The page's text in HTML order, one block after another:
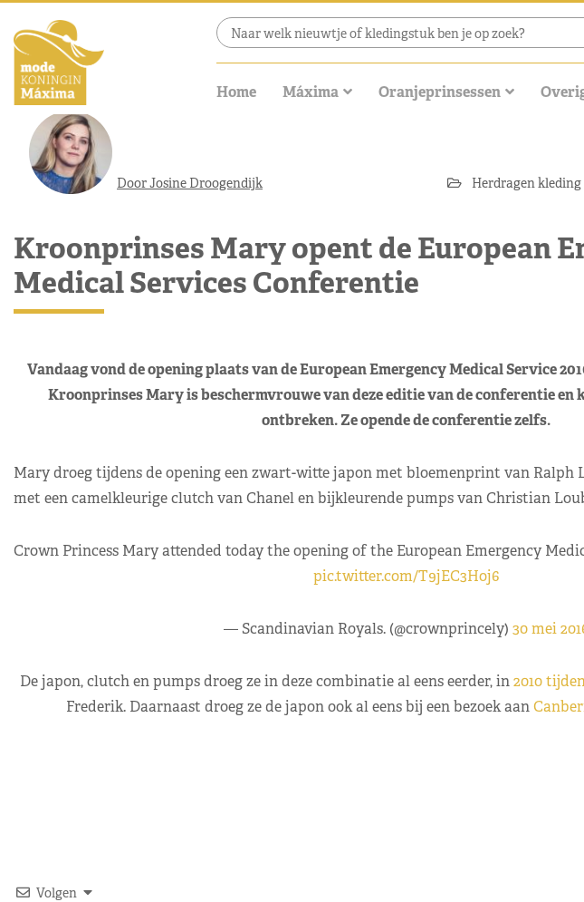
Home Máxima Oranjeprinsessen
Door Josine Droogendijk Herdragen kleding
Kroonprinses Mary opent de European
Medical Services Conferentie
Vandaag vond de opening plaats van de European Emergency Medical Service
Kroonprinses Mary is beschermvrouwe van deze editie van de conferentie
ontbreken. Ze opende de conferentie zelfs.
Mary droeg tijdens de opening een zwart-witte japon met bloemenprint van Ralph
met een camelkleurige clutch van Chanel en bijkleurende pumps van Christian
Crown Princess Mary attended today the opening of the European Emergency
pic.twitter.com/T9jEC3Hoj6
— Scandinavian Royals. (@crownprincely) 30 mei
De japon, clutch en pumps droeg ze in deze combinatie al eens eerder, in2010
Frederik. Daarnaast droeg ze de japon ook al eens bij een bezoek aan
Volgen